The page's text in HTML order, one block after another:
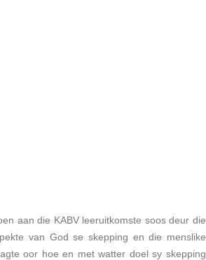
aan die KABV leeruitkomste soos deur die
van God se skepping en die menslike
oor hoe en met watter doel sy skepping